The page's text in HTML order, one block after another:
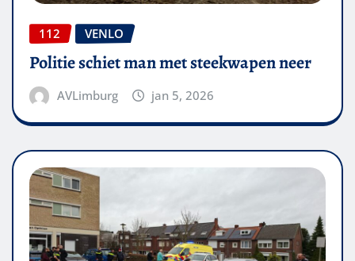
112 VENLO
Politie schiet man met steekwapen neer
AVLimburg jan 5, 2026